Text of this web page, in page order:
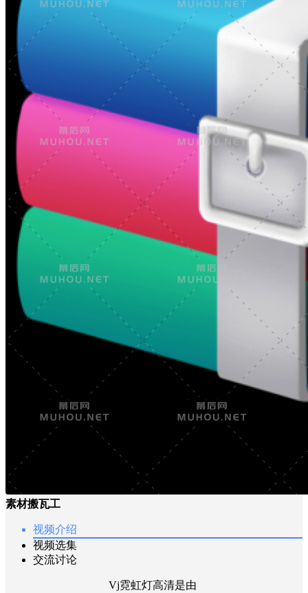
素材搬瓦工
视频介绍
视频选集
交流讨论
Vj霓虹灯高清是由